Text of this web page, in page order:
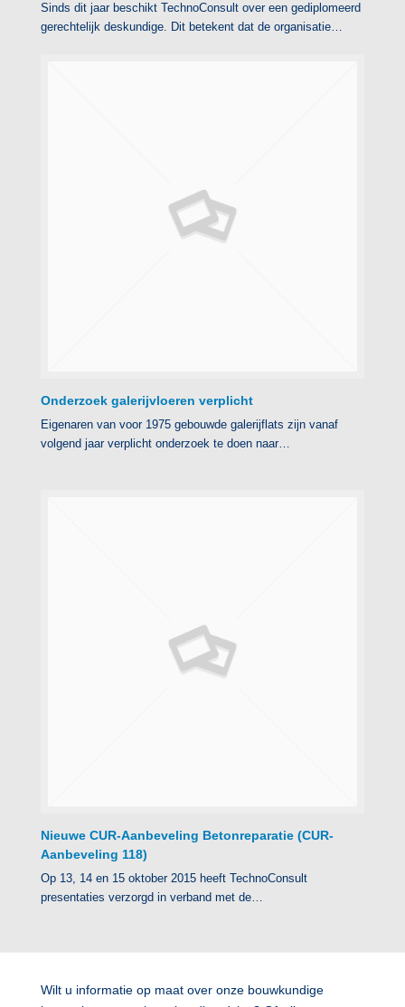
Sinds dit jaar beschikt TechnoConsult over een gediplomeerd
gerechtelijk deskundige. Dit betekent dat de organisatie…
Onderzoek galerijvloeren verplicht
Eigenaren van voor 1975 gebouwde galerijflats zijn vanaf
volgend jaar verplicht onderzoek te doen naar…
N ieuwe CUR-Aanbeveling Betonreparatie (CUR-
Aanbeveling 118)
Op 13, 14 en 15 oktober 2015 heeft TechnoConsult
presentaties verzorgd in verband met de…
Wilt u informatie op maat over onze bouwkundige